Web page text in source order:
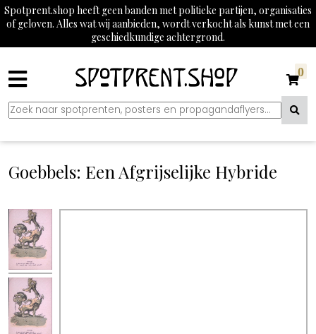
Spotprent.shop heeft geen banden met politieke partijen, organisaties
of geloven. Alles wat wij aanbieden, wordt verkocht als kunst met een
geschiedkundige achtergrond.
0
Goebbels: Een Afgrijselijke Hybride